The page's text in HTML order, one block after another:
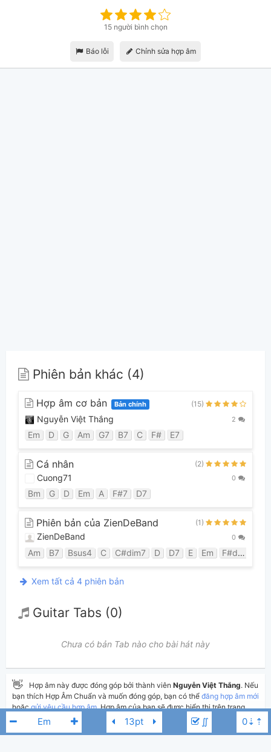
∬
15 người bình chọn
Báo lỗi Chỉnh sửa hợp âm
Phiên bản khác (4)
Hợp âm cơ bản Bản chính (15)
Nguyễn Việt Thắng 2
Em D G Am G7 B7 C F# E7
Cá nhân (2)
Cuong71 0
Bm G D Em A F#7 D7
Phiên bản của ZienDeBand (1)
ZienDeBand 0
Am B7 Bsus4 C C#dim7 D D7 E Em F#dim7
Xem tất cả 4 phiên bản
Guitar Tabs (0)
Chưa có bản Tab nào cho bài hát này
👋 Hợp âm này được đóng góp bởi thành viên Nguyễn Việt Thắng. Nếu
bạn thích Hợp Âm Chuẩn và muốn đóng góp, bạn có thể đăng hợp âm mới
hoặcgửi yêu cầu hợp âm. Hợp âm của bạn sẽ được hiển thị trên trang
chủ cho tất cả mọi người tra cứu.
Nếu bạn thấy hợp âm có sai sót, bạn có thể bình luận ở bên dưới hoặc gửi